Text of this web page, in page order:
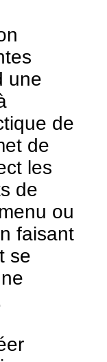
une
de
de
les
de
ou
faisant
se